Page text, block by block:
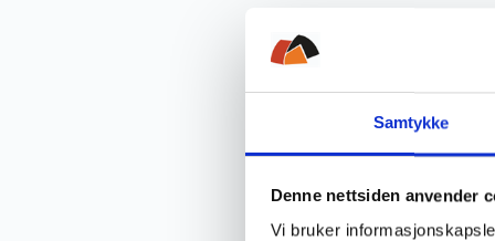
Samtykke
Denne nettsiden anvender
Vi bruker